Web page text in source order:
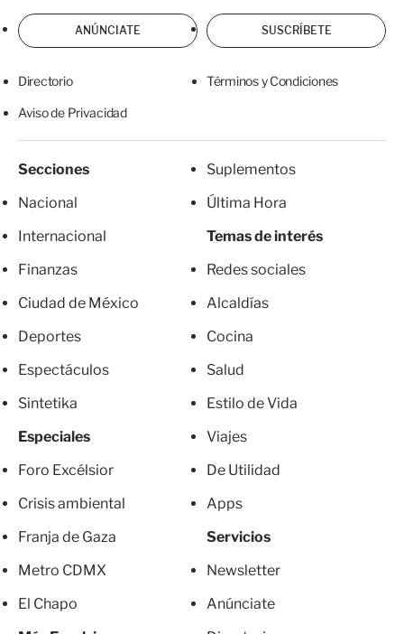
ANÚNCIATE SUSCRÍBETE
Directorio Términos y Condiciones
Aviso de Privacidad
Secciones
Nacional
Internacional
Finanzas
Ciudad de México
Deportes
Espectáculos
Sintetika
Especiales
Foro Excélsior
Crisis ambiental
Franja de Gaza
Metro CDMX
El Chapo
Suplementos
Última Hora
Temas de interés
Redes sociales
Alcaldías
Cocina
Salud
Estilo de Vida
Viajes
De Utilidad
Apps
Servicios
Newsletter
Anúnciate